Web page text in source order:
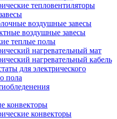
тепловентиляторы
воздушные завесы
воздушные завесы
теплые полы
нагревательный мат
нагревательный кабель
для электрического
пола
конвекторы
конвекторы